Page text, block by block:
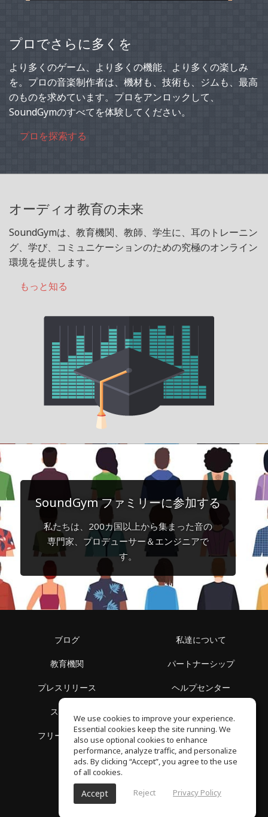
プロでさらに多くを
より多くのゲーム、より多くの機能、より多くの楽しみ
を。プロの音楽制作者は、機材も、技術も、ジムも、最高
のものを求めています。プロをアンロックして、
SoundGymのすべてを体験してください。
プロを探索する
オーディオ教育の未来
SoundGymは、教育機関、教師、学生に、耳のトレーニン
グ、学び、コミュニケーションのための究極のオンライン
環境を提供します。
もっと知る
SoundGym ファミリーに参加する
私たちは、200カ国以上から集まった音の
専門家、プロデューサー＆エンジニアで
す。
ブログ
教育機関
プレスリリース
スペース
フリースクール
私達について
パートナーシップ
ヘルプセンター
プライバシーポリシー
SoundGym, All reserved © 2026
We use cookies to improve your experience.
Essential cookies keep the site running. We
also use optional cookies to enhance
performance, analyze traffic, and personalize
ads. By clicking “Accept”, you agree to the use
of all cookies.
Accept Reject Privacy Policy